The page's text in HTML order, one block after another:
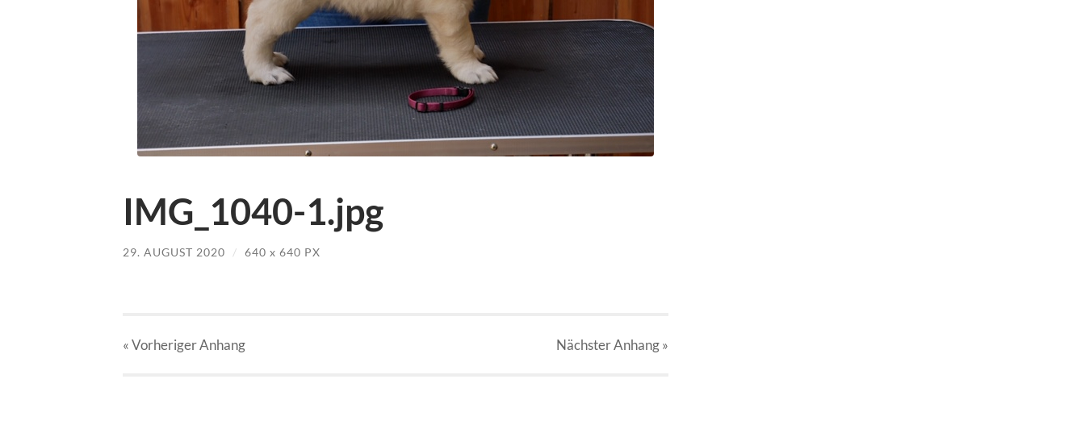
IMG_1040-1.jpg
29. AUGUST 2020 / 640 x 640 PX
« VorherigerAnhang NächsterAnhang»